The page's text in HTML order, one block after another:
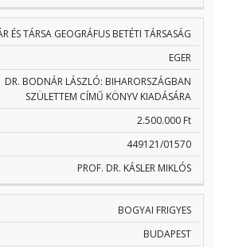
ÉS TÁRSA GEOGRÁFUS BETÉTI TÁRSASÁG
EGER
DR. BODNÁR LÁSZLÓ: BIHARORSZÁGBAN
SZÜLETTEM CÍMŰ KÖNYV KIADÁSÁRA
2.500.000 Ft
449121/01570
PROF. DR. KÁSLER MIKLÓS
BOGYAI FRIGYES
BUDAPEST